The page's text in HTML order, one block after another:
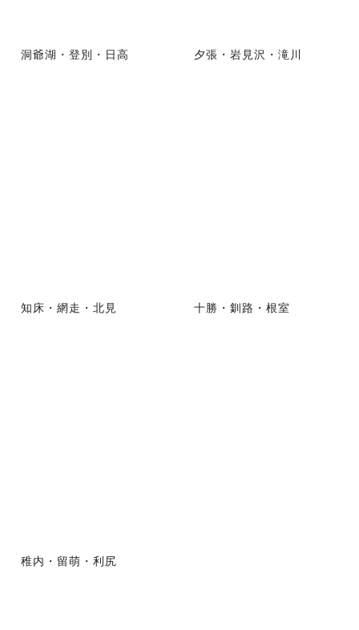
洞爺湖・登別・日高 夕張・岩見沢・滝川
知床・網走・北見 十勝・釧路・根室
稚内・留萌・利尻